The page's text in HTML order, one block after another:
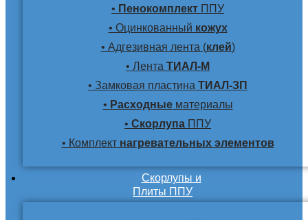
• Пенокомплект ППУ
• Оцинкованный кожух
• Адгезивная лента (клей)
• Лента ТИАЛ-М
• Замковая пластина ТИАЛ-ЗП
• Расходныематериалы
• Скорлупа ППУ
• Комплектнагревательных элементов
Скорлупы и
Плиты ППУ